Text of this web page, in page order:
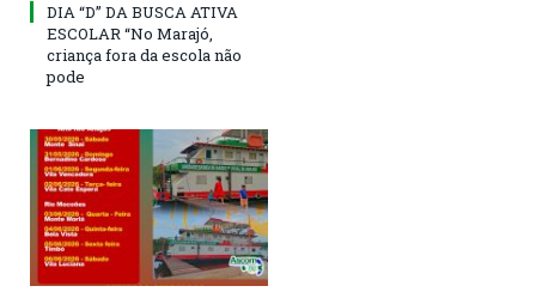
DIA “D” DA BUSCA ATIVA
ESCOLAR “No Marajó,
criança fora da escola não
pode